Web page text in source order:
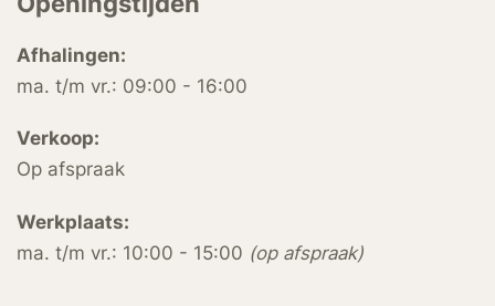
Afhalingen:
ma. t/m vr.: 09:00 - 16:00
Verkoop:
Op afspraak
Werkplaats:
ma. t/m vr.: 10:00 - 15:00 (op afspraak)